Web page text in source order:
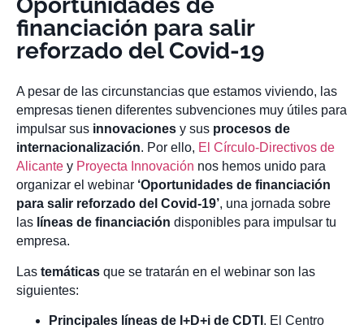
Oportunidades de
financiación para salir
reforzado del Covid-19
A pesar de las circunstancias que estamos viviendo, las
empresas tienen diferentes subvenciones muy útiles para
impulsar sus innovaciones y sus procesos de
internacionalización. Por ello, El Círculo-Directivos de
Alicante y Proyecta Innovación nos hemos unido para
organizar el webinar ‘Oportunidades de financiación
para salir reforzado del Covid-19’, una jornada sobre
las líneas de financiación disponibles para impulsar tu
empresa.
Las temáticas que se tratarán en el webinar son las
siguientes:
Principales líneas de I+D+i de CDTI . El Centro